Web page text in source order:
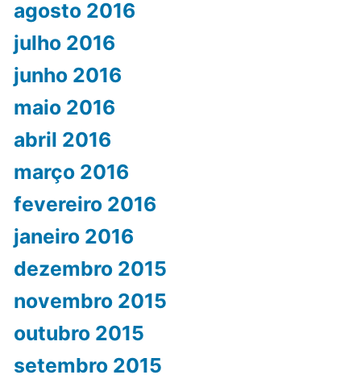
agosto 2016
julho 2016
junho 2016
maio 2016
abril 2016
março 2016
fevereiro 2016
janeiro 2016
dezembro 2015
novembro 2015
outubro 2015
setembro 2015